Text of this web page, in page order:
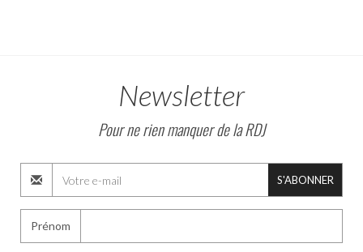
Newsletter
Pour ne rien manquer de la RDJ
S'ABONNER
Prénom